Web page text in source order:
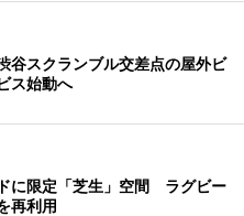
谷スクランブル交差点の屋外ビ
ス始動へ
に限定「芝生」空間 ラグビー
再利用